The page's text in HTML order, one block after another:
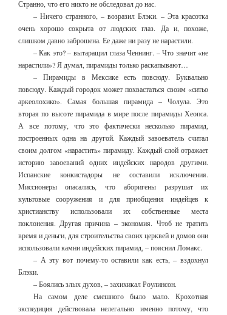
Странно, что его никто не обследовал до нас.
– Ничего странного, – возразил Блэки. – Эта красотка
очень хорошо сокрыта от людских глаз. Да и, похоже,
слишком давно заброшена. Ее даже ни разу не нарастили.
– Как это? – вытаращил глаза Ченнинг. – Что значит «не
нарастили»? Я думал, пирамиды только раскапывают…
– Пирамиды в Мексике есть повсюду. Буквально
повсюду. Каждый городок может похвастаться своим «ситьо
аркеолохико». Самая большая пирамида – Чолула. Это
вторая по высоте пирамида в мире после пирамиды Хеопса.
А все потому, что это фактически несколько пирамид,
построенных одна на другой. Каждый завоеватель считал
своим долгом «нарастить» пирамиду. Каждый слой отражает
историю завоеваний одних индейских народов другими.
Испанские конкистадоры не составили исключения.
Миссионеры опасались, что аборигены разрушат их
культовые сооружения и для приобщения индейцев к
христианству использовали их собственные места
поклонения. Другая причина – экономия. Чтоб не тратить
время и деньги, для строительства своих церквей и домов они
использовали камни индейских пирамид, – пояснил Ломакс.
– А эту вот почему-то оставили как есть, – вздохнул
Блэки.
– Боялись злых духов, – захихикал Роулинсон.
На самом деле смешного было мало. Крохотная
экспедиция действовала нелегально именно потому, что